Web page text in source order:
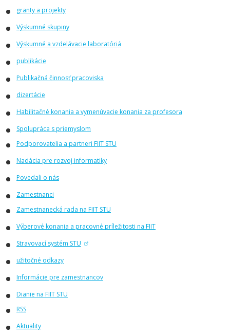
granty a projekty
Výskumné skupiny
Výskumné a vzdelávacie laboratóriá
publikácie
Publikačná činnosť pracoviska
dizertácie
Habilitačné konania a vymenúvacie konania za profesora
Spolupráca s priemyslom
Podporovatelia a partneri FIIT STU
Nadácia pre rozvoj informatiky
Povedali o nás
Zamestnanci
Zamestnanecká rada na FIIT STU
Výberové konania a pracovné príležitosti na FIIT
Stravovací systém STU
užitočné odkazy
Informácie pre zamestnancov
Dianie na FIIT STU
RSS
Aktuality